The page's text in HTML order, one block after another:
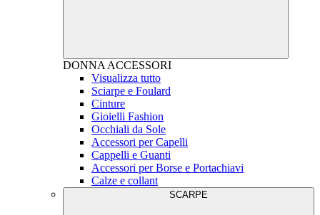
DONNA ACCESSORI
Visualizza tutto
Sciarpe e Foulard
Cinture
Gioielli Fashion
Occhiali da Sole
Accessori per Capelli
Cappelli e Guanti
Accessori per Borse e Portachiavi
Calze e collant
SCARPE